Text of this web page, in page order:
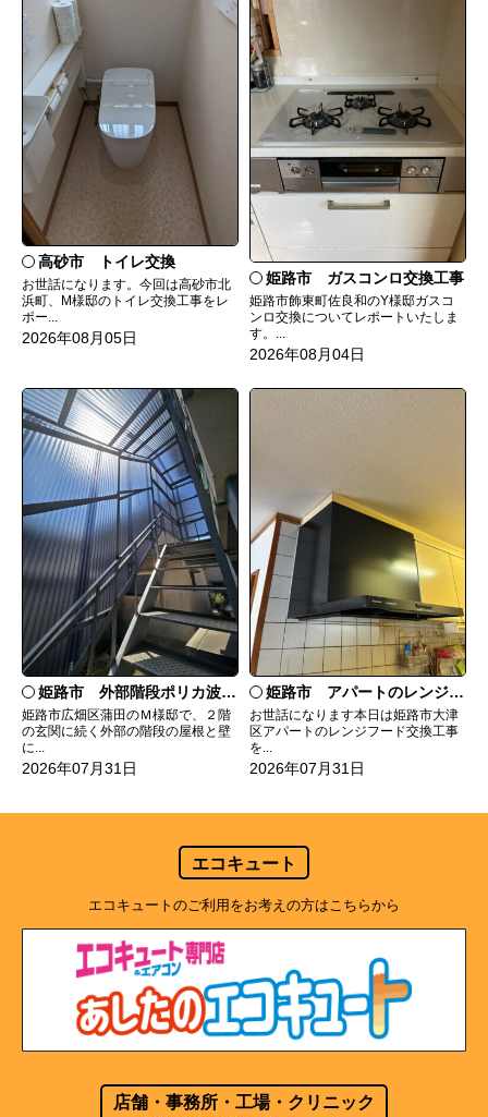
高砂市 トイレ交換
お世話になります。今回は高砂市北
浜町、M様邸のトイレ交換工事をレ
ポー...
2026年08月05日
姫路市 ガスコンロ交換工事
姫路市飾東町佐良和のY様邸ガスコ
ンロ交換についてレポートいたしま
す。...
2026年08月04日
姫路市 外部階段ポリカ波板張替工事
姫路市広畑区蒲田のＭ様邸で、２階
の玄関に続く外部の階段の屋根と壁
に...
2026年07月31日
姫路市 アパートのレンジフード交換
お世話になります本日は姫路市大津
区アパートのレンジフード交換工事
を...
2026年07月31日
エコキュート
エコキュートのご利用をお考えの方はこちらから
店舗・事務所・工場・クリニック